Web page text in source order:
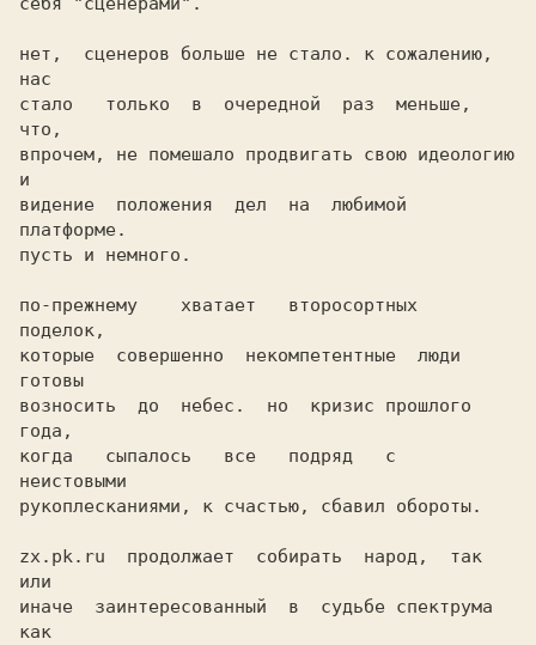
нет,  сценеров больше не стало. к сожалению,
нас
стало   только  в  очередной  раз  меньше,
что,
впрочем, не помешало продвигать свою идеологию
и
видение  положения  дел  на  любимой
платформе.
пусть и немного.
по-прежнему    хватает   второсортных
поделок,
которые  совершенно  некомпетентные  люди
готовы
возносить  до  небес.  но  кризис прошлого
года,
когда   сыпалось   все   подряд   с
неистовыми
рукоплесканиями, к счастью, сбавил обороты.
zx.pk.ru  продолжает  собирать  народ,  так
или
иначе  заинтересованный  в  судьбе спектрума
как